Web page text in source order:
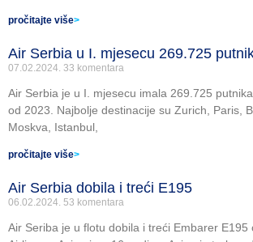
pročitajte više>
Air Serbia u I. mjesecu 269.725
07.02.2024. 33 komentara
Air Serbia je u I. mjesecu imala 269.725
od 2023. Najbolje destinacije su Zurich, Paris,
Moskva, Istanbul,
pročitajte više>
Air Serbia dobila i treći E195
06.02.2024. 53 komentara
Air Seriba je u flotu dobila i treći Embarer E195